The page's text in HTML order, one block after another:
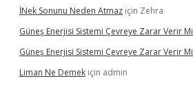
İNek Sonunu Neden Atmaz için Zehra
Güneş Enerjisi Sistemi Çevreye Zarar Verir Mi
Güneş Enerjisi Sistemi Çevreye Zarar Verir Mi
Liman Ne Demek için admin